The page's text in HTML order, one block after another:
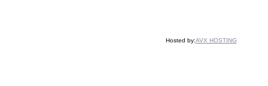
Hosted by:AVX HOSTING